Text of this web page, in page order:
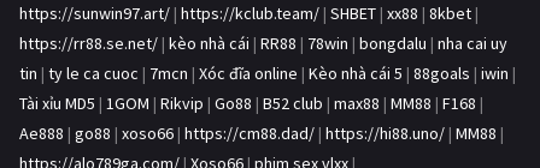
https://sunwin97.art/ | https://kclub.team/ | SHBET | xx88 | 8kbet |
https://rr88.se.net/ | kèo nhà cái | RR88 | 78win | bongdalu | nha cai uy
tin | ty le ca cuoc | 7mcn | Xóc đĩa online | Kèo nhà cái 5 | 88goals | iwin |
Tài xỉu MD5 | 1GOM | Rikvip | Go88 | B52 club | max88 | MM88 | F168 |
Ae888 | go88 | xoso66 | https://cm88.dad/ | https://hi88.uno/ | MM88 |
https://alo789ga.com/ | Xoso66 | phim sex vlxx |